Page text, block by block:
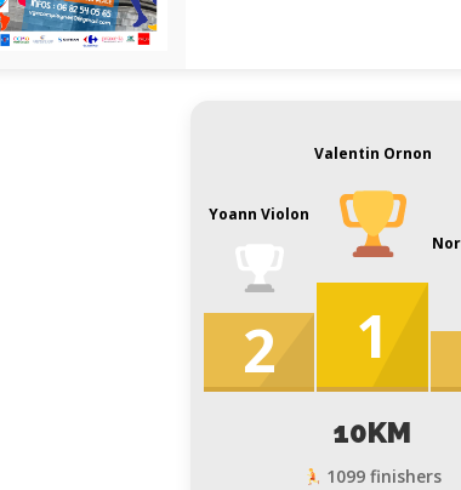
Yoann Violon
2
Valentin Ornon
1
10KM
1099 finishers